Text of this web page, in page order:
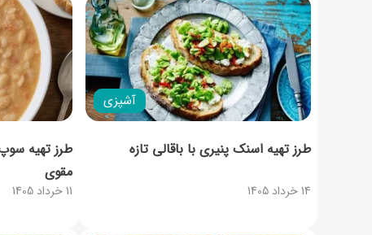
آشپزی
14 خرداد 1405
طرز تهیه اسنک پنیری با باقالی تازه
11 خرداد 1405
طرز تهیه
مقوی